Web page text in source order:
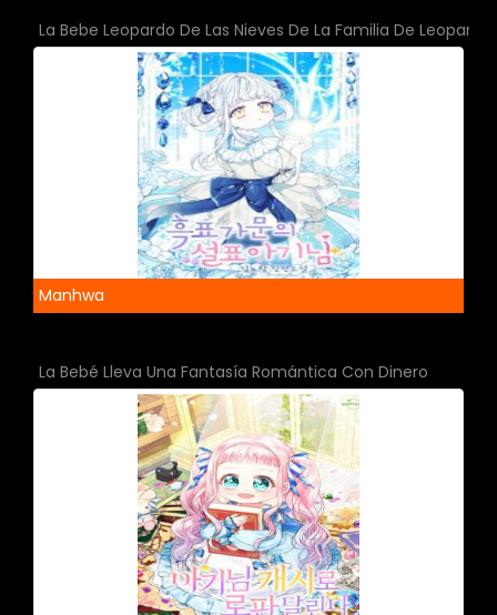
La Bebe Leopardo De Las Nieves De La Familia De
Manhwa
La Bebé Lleva Una Fantasía Romántica Con Dinero